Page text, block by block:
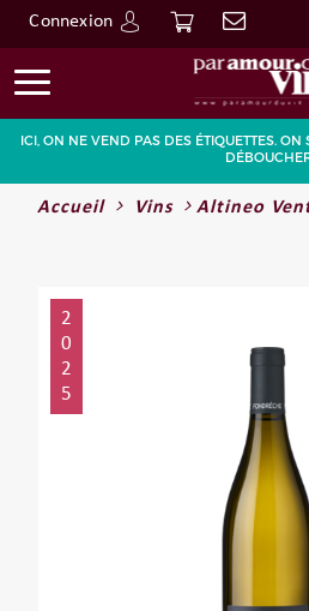
Connexion
ICI, ON NE VEND PAS DES ÉTIQUETTES.
Accueil Vins Altineo
2
0
2
5